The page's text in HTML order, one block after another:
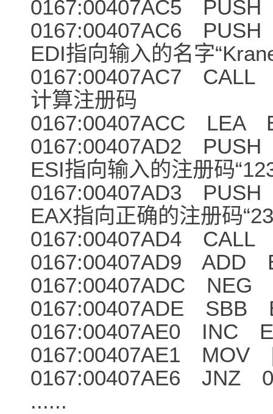
0167:00407AC5
EDI指向输入的名字
计算注册码
0167:00407ACC LEA
ESI指向输入的注册码
EAX指向正确的注册码
0167:00407AD4 CALL
0167:00407AD9 ADD
0167:00407ADC NEG
0167:00407ADE SBB
0167:00407AE0 INC
0167:00407AE1 MOV
0167:00407AE6 JNZ
......